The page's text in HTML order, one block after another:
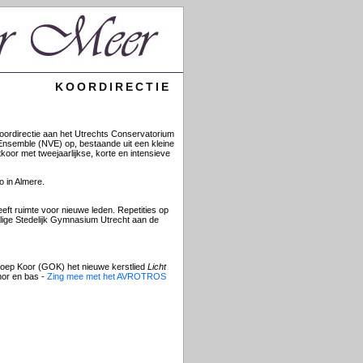
KOORDIRECTIE
aan het Utrechts Conservatorium
(NVE) op, bestaande uit een kleine
met tweejaarlijkse, korte en intensieve
in Almere.
ruimte voor nieuwe leden. Repetities op
Stedelijk Gymnasium Utrecht aan de
Koor (GOK) het nieuwe kerstlied Licht
en bas - Zing mee met het AVROTROS